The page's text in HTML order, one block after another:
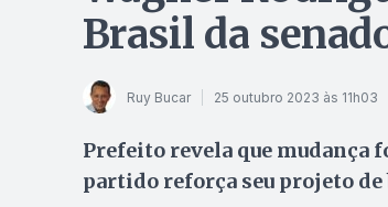
Brasil da
Ruy Bucar 25 outubro 2023 às 11h03
Prefeito revela que mudança
partido reforça seu projeto de